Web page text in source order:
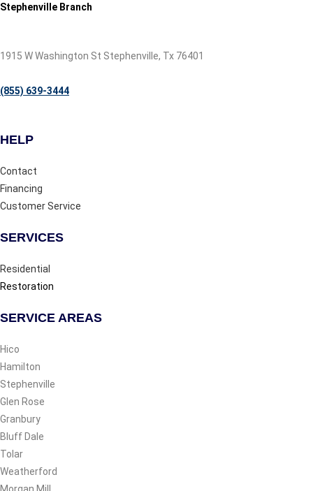
Stephenville Branch
1915 W Washington St Stephenville, Tx 76401
(855) 639-3444
HELP
Contact
Financing
Customer Service
SERVICES
Residential
Restoration
SERVICE AREAS
Hico
Hamilton
Stephenville
Glen Rose
Granbury
Bluff Dale
Tolar
Weatherford
Morgan Mill